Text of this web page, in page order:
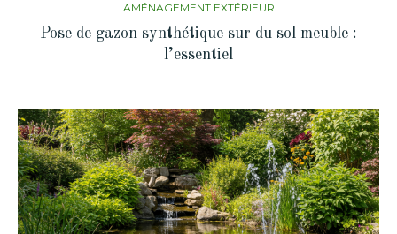
AMÉNAGEMENT EXTÉRIEUR
Pose de gazon synthétique sur du sol meuble :
l’essentiel